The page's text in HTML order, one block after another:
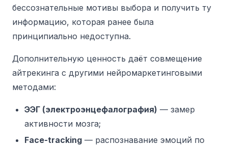
бессознательные мотивы выбора и получить ту
информацию, которая ранее была
принципиально недоступна.
Дополнительную ценность даёт совмещение
айтрекинга с другими нейромаркетинговыми
методами:
ЭЭГ (электроэнцефалография) — замер
активности мозга;
Face-tracking — распознавание эмоций по